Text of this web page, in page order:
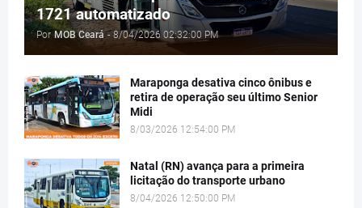
1721 automatizado
Por MOB Ceará - 8/04/2026 02:32:00 PM
Maraponga desativa cinco ônibus e
retira de operação seu último Senior
Midi
8/03/2026 12:54:00 PM
Natal (RN) avança para a primeira
licitação do transporte urbano
8/04/2026 12:50:00 PM